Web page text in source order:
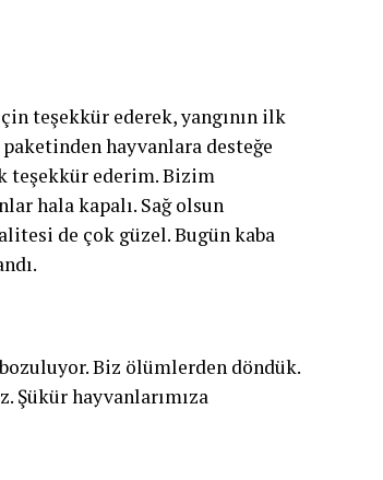
teşekkür ederek, yangının ilk
hayvanlara desteğe
teşekkür ederim. Bizim
hala kapalı. Sağ olsun
de çok güzel. Bugün kaba
Biz ölümlerden döndük.
Şükür hayvanlarımıza